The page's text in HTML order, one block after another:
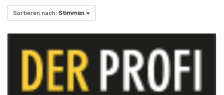
Sortieren nach: Stimmen